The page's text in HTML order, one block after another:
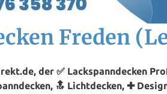
Freden
der ✅ Lackspanndecken
🔝 Lichtdecken, ✚